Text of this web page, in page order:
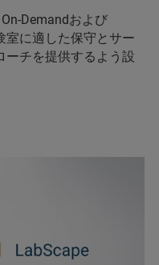
Demandおよび
室に適した保守とサー
ーチを提供するよう設